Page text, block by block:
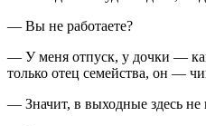
— Вы не работаете?
— У меня отпуск, у дочки —
только отец семейства, он —
— Значит, в выходные здесь не